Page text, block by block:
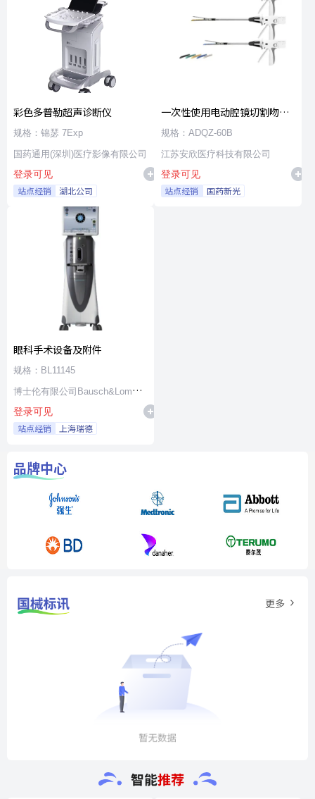
彩色多普勒超声诊断仪
规格：锦瑟 7Exp
国药通用(深圳)医疗影像有限公司
登录可见
站点经销 湖北公司
一次性使用电动腔镜切割吻合
器及组件
规格：ADQZ-60B
江苏安欣医疗科技有限公司
登录可见
站点经销 国药新光
眼科手术设备及附件
规格：BL11145
博士伦有限公司Bausch&Lomb
Incorporated
登录可见
站点经销 上海瑞德
品牌中心